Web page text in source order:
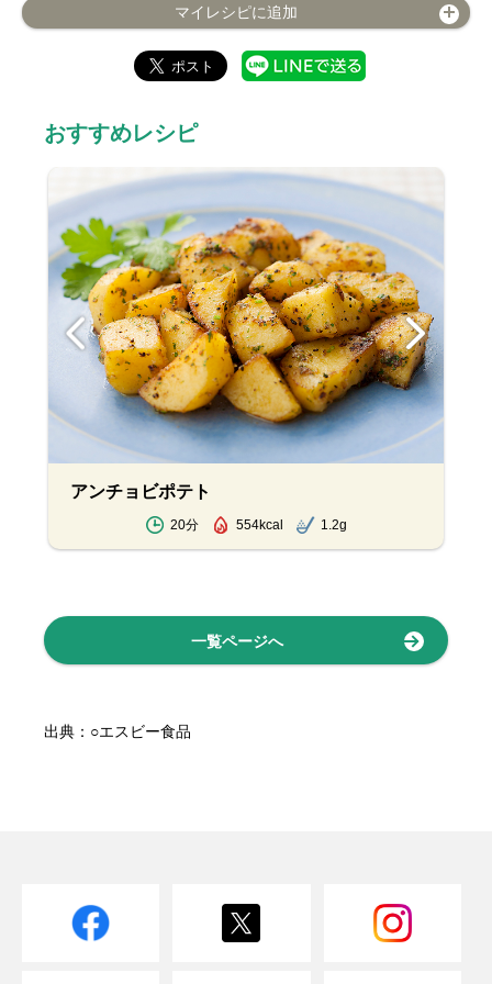
マイレシピに追加
おすすめレシピ
アンチョビポテト
20分 554kcal 1.2g
一覧ページへ
出典：○エスビー食品